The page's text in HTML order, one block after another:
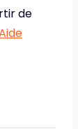
de